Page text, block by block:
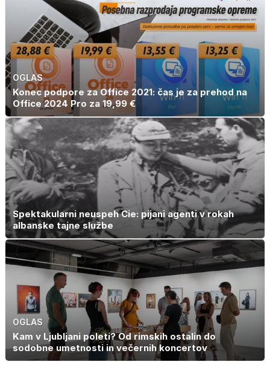
OGLAS
Konec podpore za Office 2021: čas je za prehod na
Office 2024 Pro za 19,99 €
Spektakularni neuspeh Cie: pijani agenti v rokah
albanske tajne službe
OGLAS
Kam v Ljubljani poleti? Od rimskih ostalin do
sodobne umetnosti in večernih koncertov